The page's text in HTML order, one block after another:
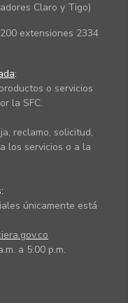
Claro y Tigo)
extensiones 2334
:
o servicios
la SFC.
reclamo, solicitud,
los servicios o a la
únicamente está
a 5:00 p.m.